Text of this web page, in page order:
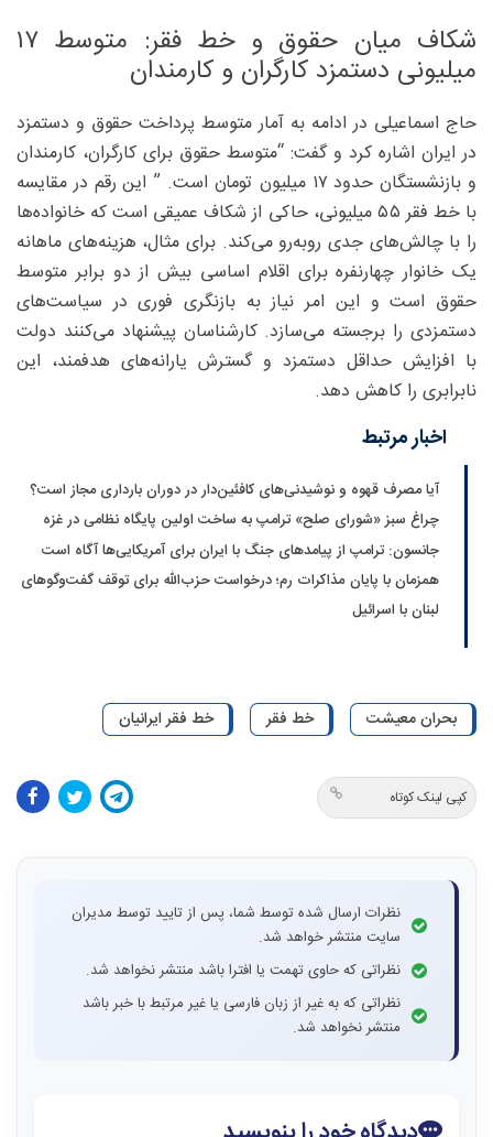
شکاف میان حقوق و خط فقر: متوسط ۱۷
میلیونی دستمزد‌ کارگران و کارمندان
حاج اسماعیلی در ادامه به آمار متوسط پرداخت حقوق و دستمزد
در ایران اشاره کرد و گفت: “متوسط حقوق برای کارگران، کارمندان
و بازنشستگان حدود ۱۷ میلیون تومان است. ” این رقم در مقایسه
با خط فقر ۵۵ میلیونی، حاکی از شکاف عمیقی است که خانواده‌ها
را با چالش‌های جدی رو‌به‌رو می‌کند. برای مثال، هزینه‌های ماهانه
یک خانوار چهارنفره برای اقلام اساسی بیش از دو برابر متوسط
حقوق است و این امر نیاز به بازنگری فوری در سیاست‌های
دستمزدی را برجسته می‌سازد. کارشناسان پیشنهاد می‌کنند دولت
با افزایش حداقل دستمزد و گسترش یارانه‌های هدفمند، این
نابرابری را کاهش دهد.
اخبار مرتبط
آیا مصرف قهوه و نوشیدنی‌های کافئین‌دار در دوران بارداری مجاز است؟
چراغ سبز «شورای صلح» ترامپ به ساخت اولین پایگاه نظامی در غزه
جانسون: ترامپ از پیامدهای جنگ با ایران برای آمریکایی‌ها آگاه است
همزمان با پایان مذاکرات رم؛ درخواست حزب‌الله برای توقف گفت‌وگوهای
لبنان با اسرائیل
بحران معیشت خط فقر خط فقر ایرانیان
کپی لینک کوتاه
نظرات ارسال شده توسط شما، پس از تایید توسط مدیران
سایت منتشر خواهد شد.
نظراتی که حاوی تهمت یا افترا باشد منتشر نخواهد شد.
نظراتی که به غیر از زبان فارسی یا غیر مرتبط با خبر باشد
منتشر نخواهد شد.